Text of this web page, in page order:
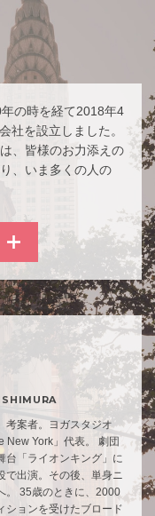
の時を経て2018年4
社を設立しました。
、皆様のお力添えの
、いま多くの人の
てもらっておりま
分を取り戻す」とい
くの方が伸びやかで
イベートも充実した
たら幸いです。
進いたしますので今
考案者。ヨガスタジオ
New York」代表。 劇団
台「ライオンキング」に
で出演。その後、単身ニ
。 35歳のときに、2000
ションを受けたブロード